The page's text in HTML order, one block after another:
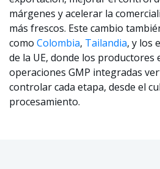
márgenes y acelerar la
más frescos. Este cambio
como Colombia, Tailandia, y los
de la UE, donde los
operaciones GMP integradas
controlar cada etapa, desde el
procesamiento.